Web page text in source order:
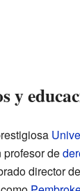
y
profesor de
director